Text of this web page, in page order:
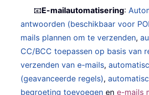
📧E-mailautomatisering:
antwoorden (beschikbaar voor
mails plannen om te verzenden,
CC/BCC toepassen op basis van
verzenden van e-mails,
(geavanceerde regels),
begroeting toevoegen ene-mails